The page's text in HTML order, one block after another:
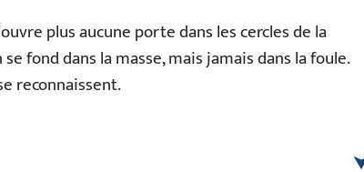
plus aucune porte dans les cercles de la
fond dans la masse, mais jamais dans la foule.
reconnaissent.